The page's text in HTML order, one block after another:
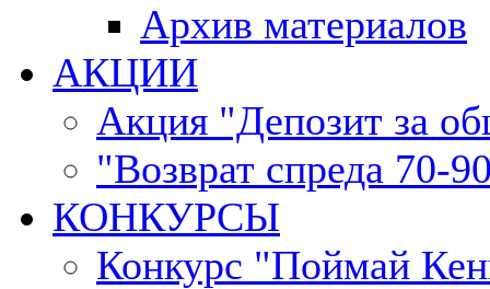
Архив материалов
АКЦИИ
Акция "Депозит за
"Возврат спреда 70-
КОНКУРСЫ
Конкурс "Поймай